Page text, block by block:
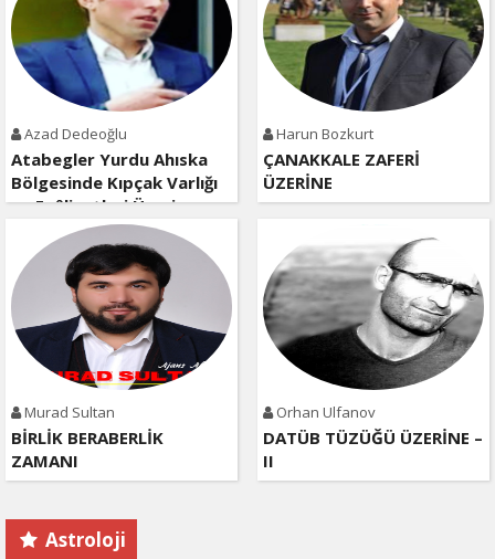
Azad Dedeoğlu
Atabegler Yurdu Ahıska
Bölgesinde Kıpçak Varlığı
ve Faâliyetleri Üzerine
Kısa Bir Değerlendirme
Harun Bozkurt
ÇANAKKALE ZAFERİ
ÜZERİNE
Murad Sultan
BİRLİK BERABERLİK
ZAMANI
Orhan Ulfanov
DATÜB TÜZÜĞÜ ÜZERİNE –
II
Astroloji